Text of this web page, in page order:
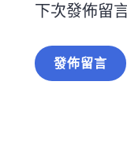
下次發佈留